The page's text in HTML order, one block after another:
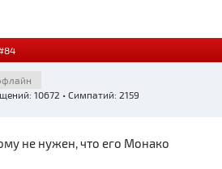
10672 • Симпатий: 2159
не нужен, что его Монако